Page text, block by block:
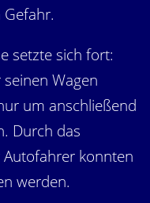
setzte sich fort:
Wagen
um anschließend
Durch das
konnten
werden.